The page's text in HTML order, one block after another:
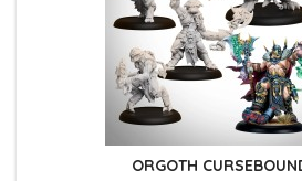
ORGOTH